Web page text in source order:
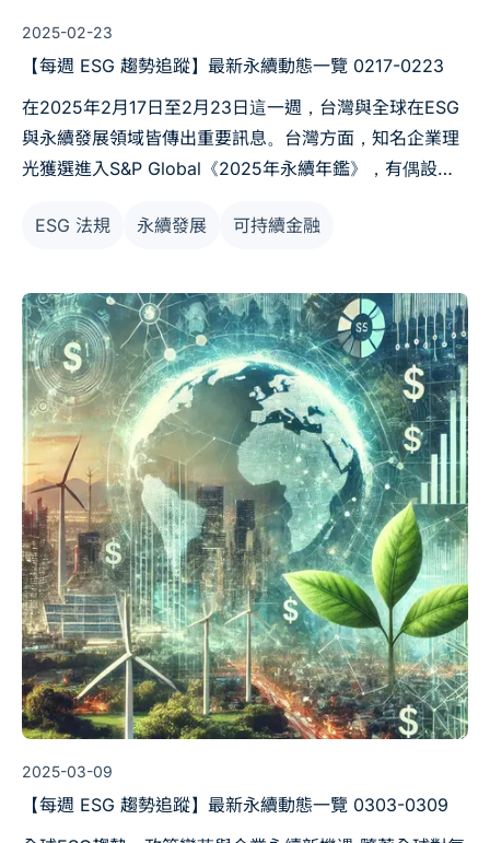
2025-02-23
【每週 ESG 趨勢追蹤】最新永續動態一覽 0217-0223
在2025年2月17日至2月23日這一週，台灣與全球在ESG
與永續發展領域皆傳出重要訊息。台灣方面，知名企業理
光獲選進入S&P Global《2025年永續年鑑》，有偶設計
行榜》顯示台積電、中鋼等企業領先；國際上，Workiva
出新學習平台以加強自然風險管理，而喜力則公布了其在
可再生電力與減碳方面的重大承諾。這些消息共同描繪出
2025年ESG轉型的多元面向與挑戰。
ESG 法規 永續發展 可持續金融
2025-03-09
【每週 ESG 趨勢追蹤】最新永續動態一覽 0303-0309